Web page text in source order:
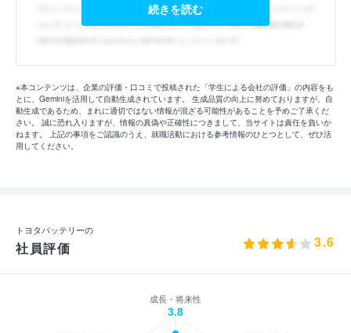
続きを読む
※本コンテンツは、企業の評価・口コミで投稿された「学生による会社の評価」の内容をも
とに、Geminiを活用して自動生成されています。 生成品質の向上に努めておりますが、自
動生成であるため、まれに適切ではない情報が混ざる可能性があることを予めご了承くだ
さい。 誠に恐れ入りますが、情報の真偽や正確性につきまして、当サイトは責任を負いか
ねます。 上記の事項をご認識のうえ、就職活動における参考情報のひとつとして、ぜひ活
用してください。
トヨタバッテリーの
社員評価 3.6
成長・将来性
3.8